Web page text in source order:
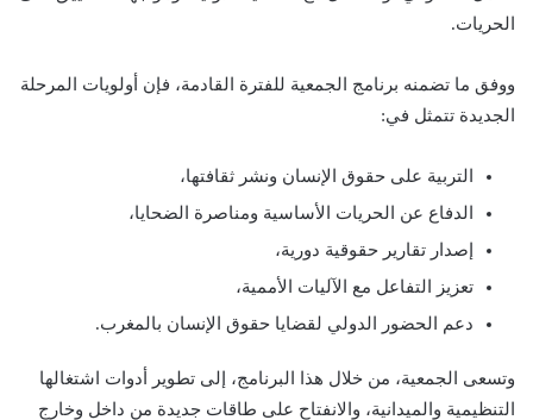
الحريات.
ووفق ما تضمنه برنامج الجمعية للفترة القادمة، فإن أولويات المرحلة
الجديدة تتمثل في:
التربية على حقوق الإنسان ونشر ثقافتها،
الدفاع عن الحريات الأساسية ومناصرة الضحايا،
إصدار تقارير حقوقية دورية،
تعزيز التفاعل مع الآليات الأممية،
دعم الحضور الدولي لقضايا حقوق الإنسان بالمغرب.
وتسعى الجمعية، من خلال هذا البرنامج، إلى تطوير أدوات اشتغالها
التنظيمية والميدانية، والانفتاح على طاقات جديدة من داخل وخارج